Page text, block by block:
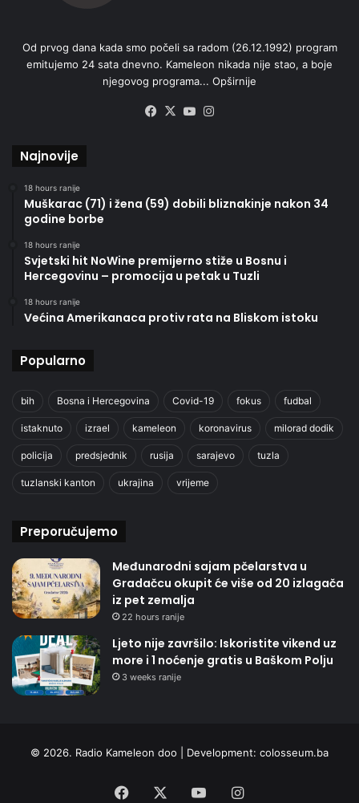
Od prvog dana kada smo počeli sa radom (26.12.1992) program
emitujemo 24 sata dnevno. Kameleon nikada nije stao, a boje
njegovog programa... Opširnije
Facebook
X YouTube
Najnovije
18 hours ranije
Muškarac (71) i žena (59) dobili bliznakinje nakon 34
godine borbe
18 hours ranije
Svjetski hit NoWine premijerno stiže u Bosnu i
Hercegovinu – promocija u petak u Tuzli
18 hours ranije
Većina Amerikanaca protiv rata na Bliskom istoku
Popularno
bih Bosna i Hercegovina Covid-19 fokus fudbal
istaknuto izrael kameleon koronavirus milorad dodik
policija predsjednik rusija sarajevo tuzla
tuzlanski kanton ukrajina vrijeme
Preporučujemo
Međunarodni sajam pčelarstva u
Gradačcu okupit će više od 20 izlagača
iz pet zemalja
22 hours ranije
Ljeto nije završilo: Iskoristite vikend uz
more i 1 noćenje gratis u Baškom Polju
3 weeks ranije
© 2026. Radio Kameleon doo | Development: colosseum.ba
Facebook YouTubeInstagram